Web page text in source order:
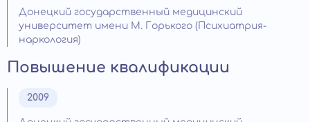
Донецкий государственный медицинский
университет имени М. Горького (Психиатрия-
наркология)
Повышение квалификации
2009